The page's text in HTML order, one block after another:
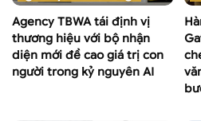
Agency TBWA tái định vị
thương hiệu với bộ nhận
diện mới đề cao giá trị con
người trong kỷ nguyên AI